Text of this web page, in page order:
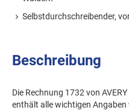
Selbstdurchschreibender,
Beschreibung
Die Rechnung 1732 von
enthält alle wichtigen